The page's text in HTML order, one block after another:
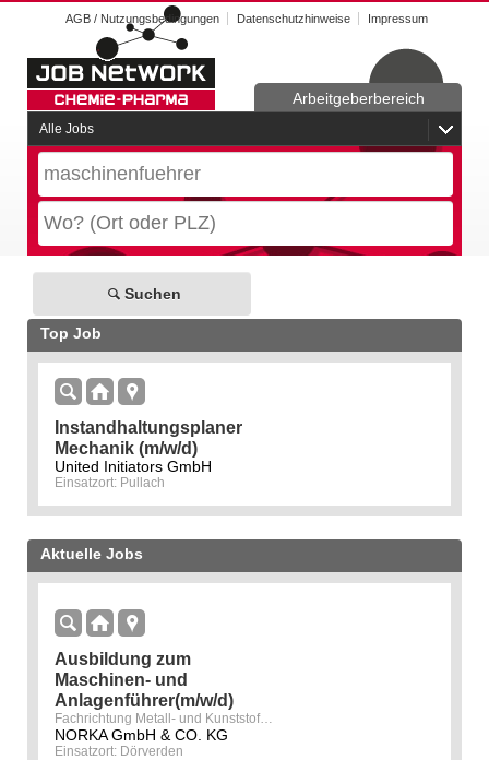
AGB / Nutzungsbedingungen Datenschutzhinweise Impressum
Alle Jobs
Arbeitgeberbereich
Suchen
Top Job
Instandhaltungsplaner
Mechanik (m/w/d)
United Initiators GmbH
Einsatzort: Pullach
Aktuelle Jobs
Ausbildung zum
Maschinen- und
Anlagenführer(m/w/d)
Fachrichtung Metall- und Kunststofftechnik
NORKA GmbH & CO. KG
Einsatzort: Dörverden